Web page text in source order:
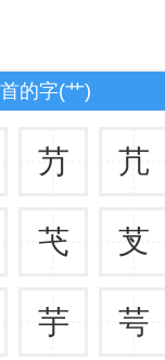
的字(艹)
芀 芁
芅 芆
芋 芌